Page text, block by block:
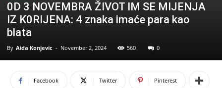
0D 3 NOVEMBRA ŽIVOT IM SE MIJENJA
IZ K0RIJENA: 4 znaka imaće para kao
blata
By Aida Konjevic - November 2, 2024 560 0
Facebook Twitter Pinterest